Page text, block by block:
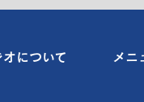
について メニ